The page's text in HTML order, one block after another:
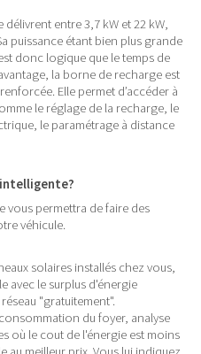
entre 3,7 kW et 22 kW,
puissance étant bien plus grande
donc logique que le temps de
la borne de recharge est
Elle permet d’accéder à
le réglage de la recharge, le
le paramétrage à distance
intelligente?
vous permettra de faire des
véhicule.
solaires installés chez vous,
avec le surplus d'énergie
"gratuitement".
du foyer, analyse
où le cout de l'énergie est moins